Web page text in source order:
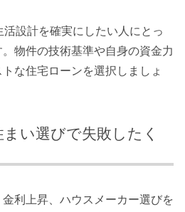
設計を確実にしたい人にとっ
物件の技術基準や自身の資金力
な住宅ローンを選択しましょ
い選びで失敗したく
利上昇、ハウスメーカー選びを